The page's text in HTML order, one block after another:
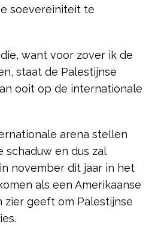
soevereiniteit te
want voor zover ik de
staat de Palestijnse
ooit op de internationale
arena stellen
schaduw en dus zal
november dit jaar in het
als een Amerikaanse
zier geeft om Palestijnse